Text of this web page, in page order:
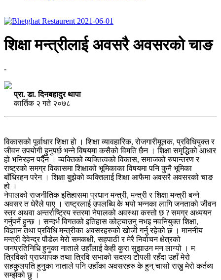
शिक्षा मन्त्रीलाई अवसरै अवसरको चाङ
-
प्रा. डा. दिनबहादुर थापा
कार्तिक २ गते २०७८
विकासको पूर्वाधार शिक्षा हो । शिक्षा व्यावहारिक, रोजगारीमूलक, प्रविधियुक्त र
जीवन उपयोगी हुनुपर्छ भन्ने विषयमा कसैको विमति छैन । शिक्षा समृद्धिको आधार
हो भनिरहन पर्दैन । व्यक्तिको व्यक्तित्वको विकास, समाजको रुपान्तरण र
राष्ट्रको समग्र विकासमा शिक्षाको भूमिकाका विषयमा पनि कुनै भूमिका
बाँधिरहन परेन । शिक्षा बुझेको व्यक्तिलाई शिक्षा आफैमा अवसरै अवसरको चाङ
हो ।
नेपालको राजनीतिक इतिहासमा प्रधान मन्त्री, मन्त्री र शिक्षा मन्त्री बन्ने
अवसर त धेरैले पाए । राष्ट्रलाई उपलब्धि के भयो भन्नका लागि जनताको जीवन
स्तर अथवा अन्तर्राष्ट्रिय स्तरमा नेपालको अवस्था कस्तो छ ? समग्र अध्ययन
गर्नुपर्ने हुन्छ । सन्दर्भ विगतको इतिहास कोट्याउनु नभइ नवनियुक्त शिक्षा,
विज्ञान तथा प्रविधि मन्त्रीका अवसरहरुको खोजी गर्नु रहेको छ । माननीय
मन्त्री देवेन्द्र पौडेल मेरो समकक्षी, सहपाठी र मेरै निर्वाचन क्षेत्रको
जनप्रतिनिधि हुनुका नाताले उहाँलाई केही कुरा सुझाउन मन लाग्यो । म
त्रिविको प्राध्यापक तथा त्रिवि सभाको सदस्य टोेपली रहँदा उहाँ मेरो
सहकुलपति हुनुका नाताले पनि उहाँका अवसरहरु के हुन् चासो राख्नु मेरो कर्तव्य
सम्झेको छु ।